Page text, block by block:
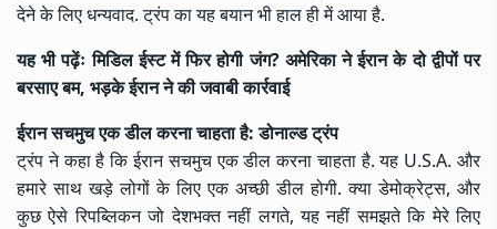
देने के लिए धन्यवाद. ट्रंप का यह बयान भी हाल ही में आया है.
यह भी पढ़ेंःमिडिल ईस्ट में फिर होगी जंग? अमेरिका ने ईरान के दो द्वीपों पर
बरसाए बम, भड़के ईरान ने की जवाबी कार्रवाई
ईरान सचमुच एक डील करना चाहता है:डोनाल्ड ट्रंप
ट्रंप ने कहा है कि ईरान सचमुच एक डील करना चाहता है. यह U.S.A. और
हमारे साथ खड़े लोगों के लिए एक अच्छी डील होगी. क्या डेमोक्रेट्स, और
कुछ ऐसे रिपब्लिकन जो देशभक्त नहीं लगते, यह नहीं समझते कि मेरे लिए